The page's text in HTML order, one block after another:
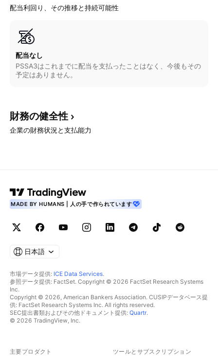
配当利回り、その推移と持続可能性
配当なし
PSSA3はこれまでに配当を支払ったことはなく、今後もその
予定はありません。
財務の健全性
企業の財務状況と支払能力
MADE BY HUMANS | 人の手で作られています
日本語
市場データ提供: ICE Data Services.
参照データ提供: FactSet. Copyright © 2026 FactSet Research Systems
Inc.
Copyright © 2026, American Bankers Association. CUSIPデータベース提
供: FactSet Research Systems Inc. All rights reserved.
SEC提出書類およびその他ドキュメント提供: Quartr.
© 2026 TradingView, Inc.
主要プロダクト ツールとサブスクリプション